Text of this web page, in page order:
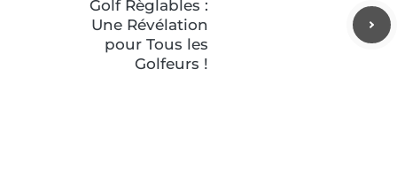
Golf Règlables :
Une Révélation
pour Tous les
Golfeurs !